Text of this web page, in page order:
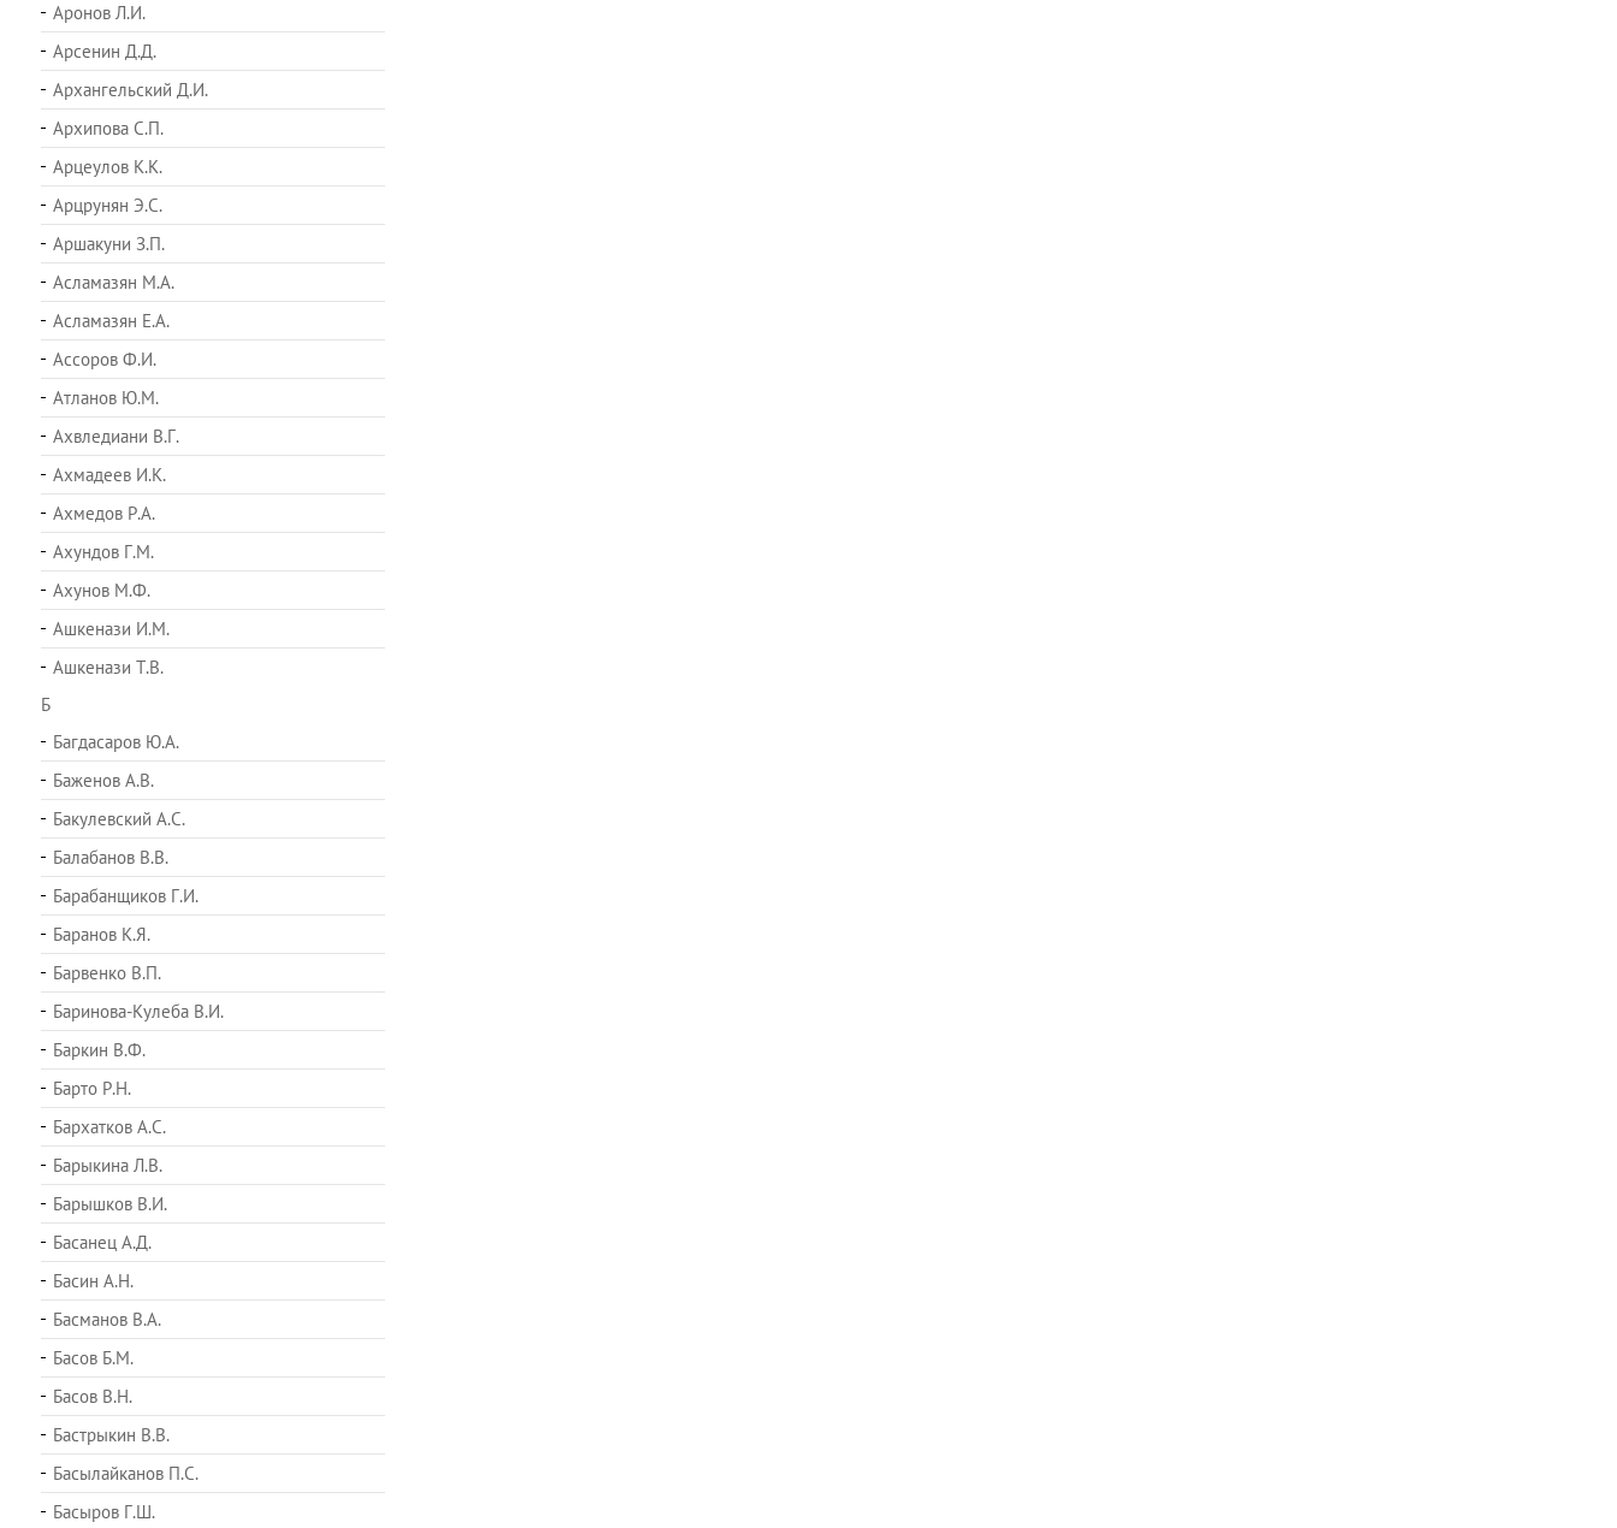
Аронов Л.И.
Арсенин Д.Д.
Архангельский Д.И.
Архипова С.П.
Арцеулов К.К.
Арцрунян Э.С.
Аршакуни З.П.
Асламазян М.А.
Асламазян Е.А.
Ассоров Ф.И.
Атланов Ю.М.
Ахвледиани В.Г.
Ахмадеев И.К.
Ахмедов Р.А.
Ахундов Г.М.
Ахунов М.Ф.
Ашкенази И.М.
Ашкенази Т.В.
Б
Багдасаров Ю.А.
Баженов А.В.
Бакулевский А.С.
Балабанов В.В.
Барабанщиков Г.И.
Баранов К.Я.
Барвенко В.П.
Баринова-Кулеба В.И.
Баркин В.Ф.
Барто Р.Н.
Бархатков А.С.
Барыкина Л.В.
Барышков В.И.
Басанец А.Д.
Басин А.Н.
Басманов В.А.
Басов Б.М.
Басов В.Н.
Бастрыкин В.В.
Басылайканов П.С.
Басыров Г.Ш.